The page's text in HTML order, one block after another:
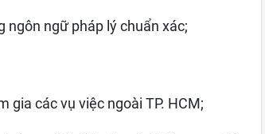
ngôn ngữ pháp lý chuẩn xác;
gia các vụ việc ngoài TP. HCM;